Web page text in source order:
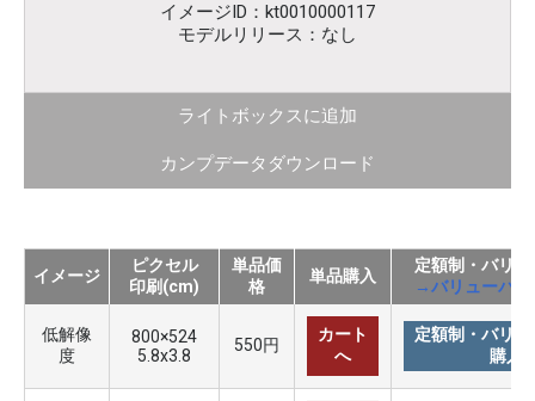
イメージID：kt0010000117
モデルリリース：なし
ライトボックスに追加
カンプデータダウンロード
イメージ
ピクセル
印刷(cm)
単品価
格
単品購入
定額制・バリ
→バリューパッ
低解像
度
800×524
5.8x3.8
550円
カート
へ
定額制・バリ
購入